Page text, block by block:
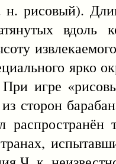
рисовый).
вдоль
ярко
игре
сторон